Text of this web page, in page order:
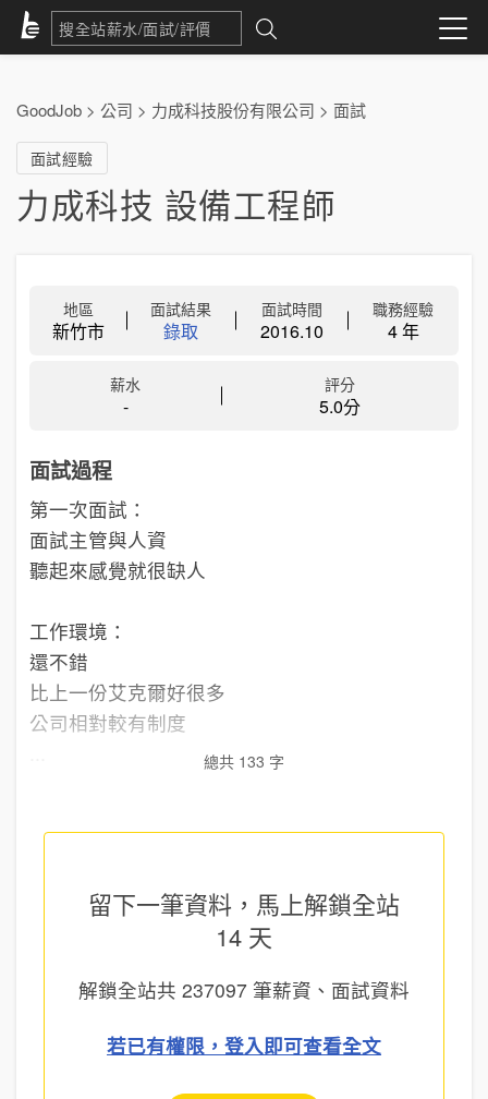
GoodJob > 公司 > 力成科技股份有限公司 > 面試
面試經驗
力成科技 設備工程師
地區
新竹市
面試結果
錄取
面試時間
2016.10
職務經驗
4 年
薪水
-
評分
5.0分
面試過程
第一次面試：
面試主管與人資
聽起來感覺就很缺人
工作環境：
還不錯
比上一份艾克爾好很多
公司相對較有制度
總共 133 字
留下一筆資料，馬上解鎖全站
14 天
解鎖全站共 237097 筆薪資、面試資料
若已有權限，登入即可查看全文